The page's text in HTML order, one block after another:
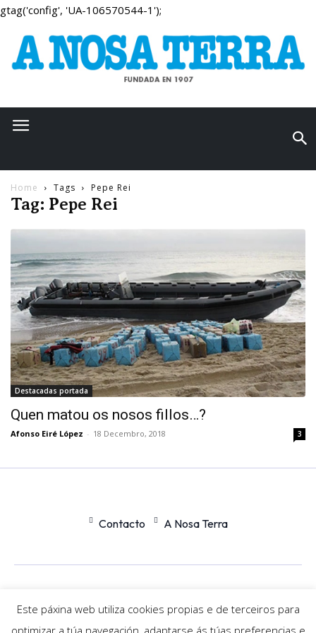
gtag('config', 'UA-106570544-1');
Home Tags Pepe Rei
Tag: Pepe Rei
Destacadas portada
Quen matou os nosos fillos…?
Afonso Eiré López - 18 Decembro, 2018 3
Contacto A Nosa Terra
OfficeNexus
Este páxina web utiliza cookies propias e de terceiros para